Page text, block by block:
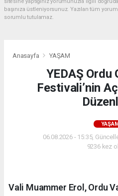
sitesine yaptığınız yorumunuzla ilgili
başınıza üstleniyorsunuz. Yazılan tüm
sorumlu tutulamaz.
Anasayfa YAŞAM
YEDAŞ Ordu
Festivali’nin
06.08.2026 - 15:35,
9236 kez
Vali Muammer Erol, Ordu